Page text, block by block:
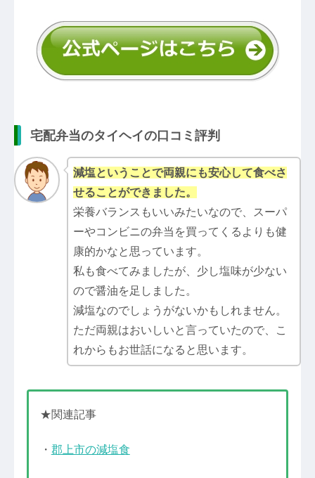
宅配弁当のタイヘイの口コミ評判
減塩ということで両親にも安心して食べさ
せることができました。
栄養バランスもいいみたいなので、スーパ
ーやコンビニの弁当を買ってくるよりも健
康的かなと思っています。
私も食べてみましたが、少し塩味が少ない
ので醤油を足しました。
減塩なのでしょうがないかもしれません。
ただ両親はおいしいと言っていたので、こ
れからもお世話になると思います。
★関連記事
・ 郡上市の減塩食